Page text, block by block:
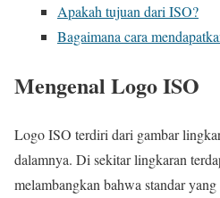
Apakah tujuan dari ISO?
Bagaimana cara
Mengenal Logo ISO
Logo ISO terdiri dari gambar
dalamnya. Di sekitar lingkaran
melambangkan bahwa standar